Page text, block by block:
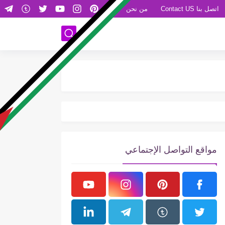
اتصل بنا Contact US من نحن
FREE PALESTINE
مواقع التواصل الإجتماعي